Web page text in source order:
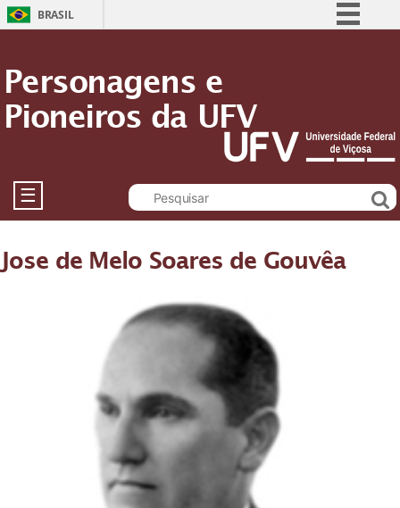
BRASIL
Acesso à informação
Legislação
Canais
Personagens e
Pioneiros da UFV
☰
Jose de Melo Soares de Gouvêa